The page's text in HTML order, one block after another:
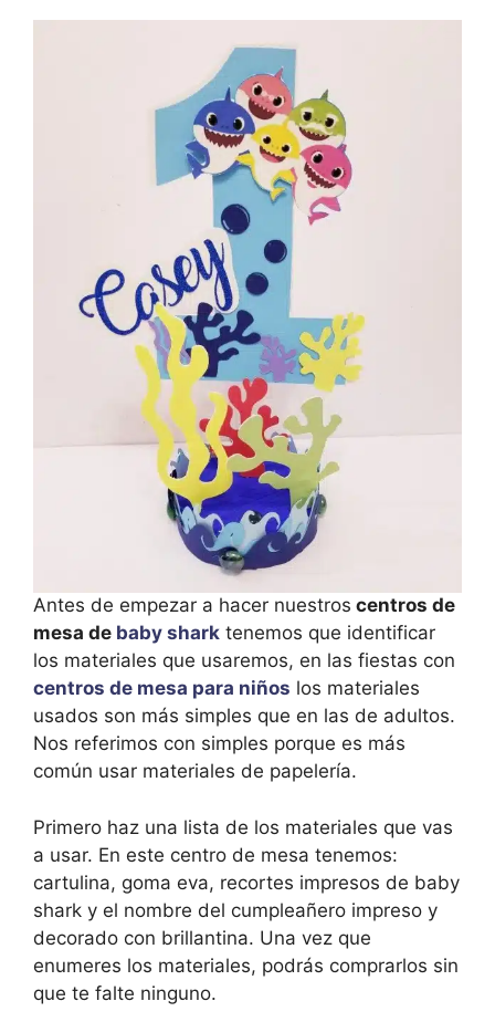
Antes de empezar a hacer nuestros centros de
mesa de baby shark tenemos que identificar
los materiales que usaremos, en las fiestas con
centros de mesa para niños los materiales
usados son más simples que en las de adultos.
Nos referimos con simples porque es más
común usar materiales de papelería.
Primero haz una lista de los materiales que vas
a usar. En este centro de mesa tenemos:
cartulina, goma eva, recortes impresos de baby
shark y el nombre del cumpleañero impreso y
decorado con brillantina. Una vez que
enumeres los materiales, podrás comprarlos sin
que te falte ninguno.